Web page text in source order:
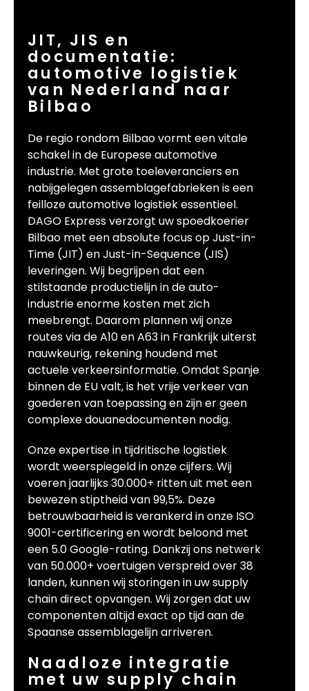
JIT, JIS en
documentatie:
automotive logistiek
van Nederland naar
Bilbao
De regio rondom Bilbao vormt een vitale
schakel in de Europese automotive
industrie. Met grote toeleveranciers en
nabijgelegen assemblagefabrieken is een
feilloze automotive logistiek essentieel.
DAGO Express verzorgt uw spoedkoerier
Bilbao met een absolute focus op Just-in-
Time (JIT) en Just-in-Sequence (JIS)
leveringen. Wij begrijpen dat een
stilstaande productielijn in de auto-
industrie enorme kosten met zich
meebrengt. Daarom plannen wij onze
routes via de A10 en A63 in Frankrijk uiterst
nauwkeurig, rekening houdend met
actuele verkeersinformatie. Omdat Spanje
binnen de EU valt, is het vrije verkeer van
goederen van toepassing en zijn er geen
complexe douanedocumenten nodig.
Onze expertise in tijdritische logistiek
wordt weerspiegeld in onze cijfers. Wij
voeren jaarlijks 30.000+ ritten uit met een
bewezen stiptheid van 99,5%. Deze
betrouwbaarheid is verankerd in onze ISO
9001-certificering en wordt beloond met
een 5.0 Google-rating. Dankzij ons netwerk
van 50.000+ voertuigen verspreid over 38
landen, kunnen wij storingen in uw supply
chain direct opvangen. Wij zorgen dat uw
componenten altijd exact op tijd aan de
Spaanse assemblagelijn arriveren.
Naadloze integratie
met uw supply chain